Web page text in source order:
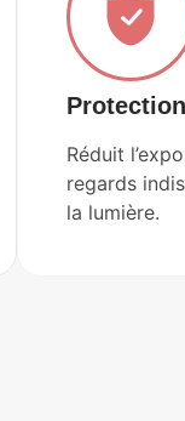
Réduit
regards
la lumière.